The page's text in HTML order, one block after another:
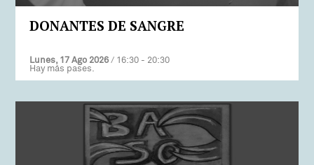
DONANTES DE SANGRE
Lunes, 17 Ago 2026/ 16:30 - 20:30
Hay más pases.